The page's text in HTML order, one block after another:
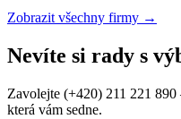
Zobrazit všechny firmy →
Nevíte si rady s
Zavolejte (+420) 211 221
která vám sedne.